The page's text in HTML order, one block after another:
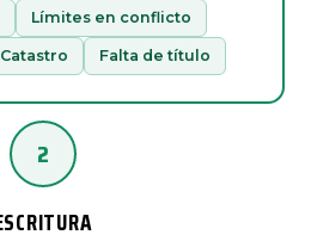
Límites en conflicto
Falta de título
2